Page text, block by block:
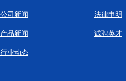
公司新闻
产品新闻
行业动态
法律申明
诚聘英才